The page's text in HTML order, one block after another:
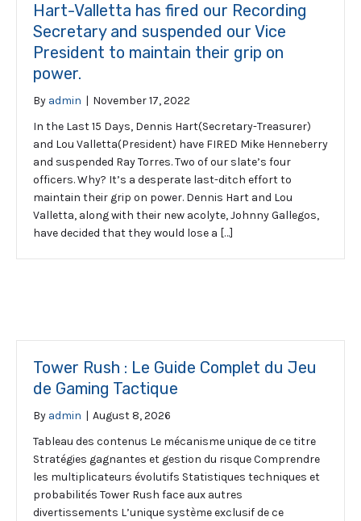
Hart-Valletta has fired our Recording
Secretary and suspended our Vice
President to maintain their grip on
power.
By admin | November 17, 2022
In the Last 15 Days, Dennis Hart(Secretary-Treasurer)
and Lou Valletta(President) have FIRED Mike Henneberry
and suspended Ray Torres. Two of our slate’s four
officers. Why? It’s a desperate last-ditch effort to
maintain their grip on power. Dennis Hart and Lou
Valletta, along with their new acolyte, Johnny Gallegos,
have decided that they would lose a […]
Tower Rush : Le Guide Complet du Jeu
de Gaming Tactique
By admin | August 8, 2026
Tableau des contenus Le mécanisme unique de ce titre
Stratégies gagnantes et gestion du risque Comprendre
les multiplicateurs évolutifs Statistiques techniques et
probabilités Tower Rush face aux autres
divertissements L’unique système exclusif de ce